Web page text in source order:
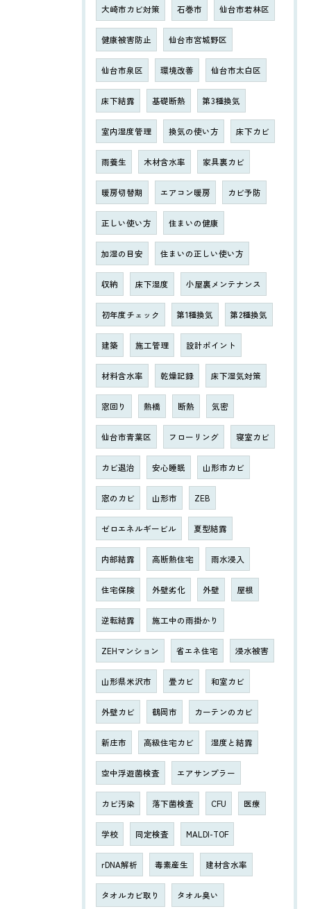
大崎市カビ対策 石巻市 仙台市若林区
健康被害防止 仙台市宮城野区
仙台市泉区 環境改善 仙台市太白区
床下結露 基礎断熱 第3種換気
室内湿度管理 換気の使い方 床下カビ
雨養生 木材含水率 家具裏カビ
暖房切替期 エアコン暖房 カビ予防
正しい使い方 住まいの健康
加湿の目安 住まいの正しい使い方
収納 床下湿度 小屋裏メンテナンス
初年度チェック 第1種換気 第2種換気
建築 施工管理 設計ポイント
材料含水率 乾燥記録 床下湿気対策
窓回り 熱橋 断熱 気密
仙台市青葉区 フローリング 寝室カビ
カビ退治 安心睡眠 山形市カビ
窓のカビ 山形市 ZEB
ゼロエネルギービル 夏型結露
内部結露 高断熱住宅 雨水浸入
住宅保険 外壁劣化 外壁 屋根
逆転結露 施工中の雨掛かり
ZEHマンション 省エネ住宅 浸水被害
山形県米沢市 畳カビ 和室カビ
外壁カビ 鶴岡市 カーテンのカビ
新庄市 高級住宅カビ 湿度と結露
空中浮遊菌検査 エアサンプラー
カビ汚染 落下菌検査 CFU 医療
学校 同定検査 MALDI-TOF
rDNA解析 毒素産生 建材含水率
タオルカビ取り タオル臭い